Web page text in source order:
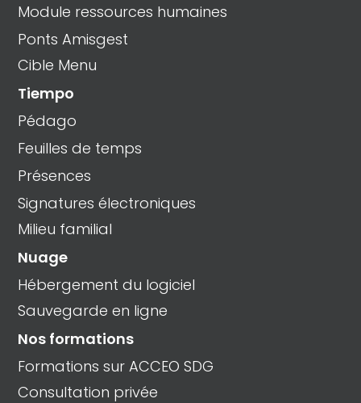
Module ressources humaines
Ponts Amisgest
Cible Menu
Tiempo
Pédago
Feuilles de temps
Présences
Signatures électroniques
Milieu familial
Nuage
Hébergement du logiciel
Sauvegarde en ligne
Nos formations
Formations sur ACCEO SDG
Consultation privée